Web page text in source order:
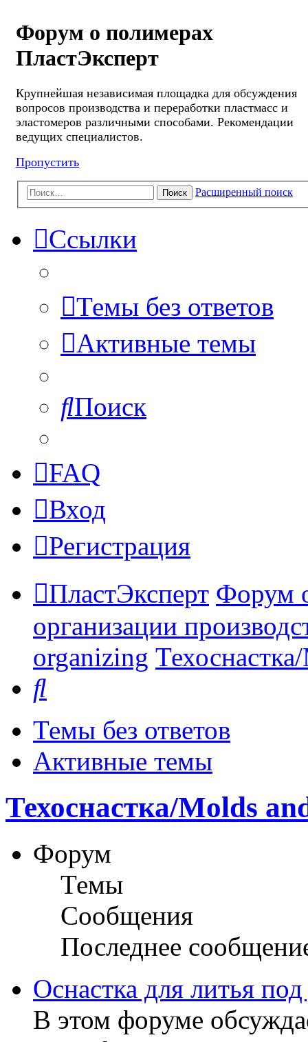
Форум о полимерах
ПластЭксперт
Крупнейшая независимая площадка для обсуждения
вопросов производства и переработки пластмасс и
эластомеров различными способами. Рекомендации
ведущих специалистов.
Пропустить
Поиск Расширенный поиск
Ссылки
Темы без ответов
Активные темы
Поиск
FAQ
Вход
Регистрация
ПластЭксперт Форум
организации
organizing
Темы без ответов
Активные темы
Техоснастка/Molds
Форум
Темы
Сообщения
Последнее
Оснастка для литья
В этом форуме